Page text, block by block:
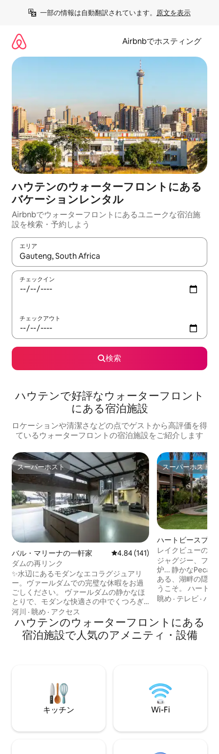
一部の情報は自動翻訳されています。 原文を表示
Airbnbでホスティング
ハウテンのウォーターフロントにある
バケーションレンタル
Airbnbでウォーターフロントにあるユニークな宿泊施
設を検索・予約しよう
エリア
検索結果が表示されたら、上下の矢印キーを使って移動するか
チェックイン
チェックアウト
検索
ハウテンで好評なウォーターフロント
にある宿泊施設
ロケーションや清潔さなどの点でゲストから高評価を得
ているウォーターフロントの宿泊施設をご紹介します
スーパーホスト
スーパーホスト
バル・マリーナの一軒家 レビュー141件、5つ星中4.84つ
4.84 (141)
ダムの再リンク
✨水辺にあるモダンなエコラグジュアリ
ー。ヴァールダムでの完璧な休暇をお過
ごしください。 ヴァールダムの静かなほ
とりで、モダンな快適さの中でくつろぎ
ましょう。環境に優しいこの隠れ家は、
洗練されたデザインと息をのむようなウ
ォーターフロントの景色を兼ね備え、贅
沢とリラックスの完璧なバランスを提供
りのために設計された大きなパティオに
つながっています。1階にはスタイリッシ
ュな寝室が3室（うち2室は共用バスルー
ム、1室は専用バスルーム付き）と、2階
眺めを楽しめる豪華なメインスイートが
河川 · 眺め · アクセス
スーパーホスト
スーパーホスト
ハートビースプー
然保護区のヴィラ
レイクビューの寝
Pecanwood Golf
ジャグジー、ファ
炉... 静かな
ある、湖畔の隠れ
うこそ。 ハート
を眺めながら、快
レビのある5つの
つのバスルーム
テーブル、ゲーム
ぼんだボマでパチ
囲んだりしましょ
所が待っています
眺め · テレビ ·バ
ハウテンのウォーターフロントにある
宿泊施設で人気のアメニティ・設備
キッチン Wi-Fi